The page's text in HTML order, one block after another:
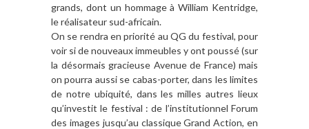
grands, dont un hommage à William Kentridge,
le réalisateur sud-africain.
On se rendra en priorité au QG du festival, pour
voir si de nouveaux immeubles y ont poussé (sur
la désormais gracieuse Avenue de France) mais
on pourra aussi se cabas-porter, dans les limites
de notre ubiquité, dans les milles autres lieux
qu’investit le festival : de l’institutionnel Forum
des images jusqu’au classique Grand Action, en